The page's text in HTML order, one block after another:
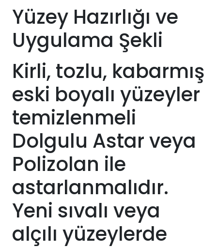
Yüzey Hazırlığı ve
Uygulama Şekli
Kirli, tozlu, kabarmış
eski boyalı yüzeyler
temizlenmeli
Dolgulu Astar veya
Polizolan ile
astarlanmalıdır.
Yeni sıvalı veya
alçılı yüzeylerde